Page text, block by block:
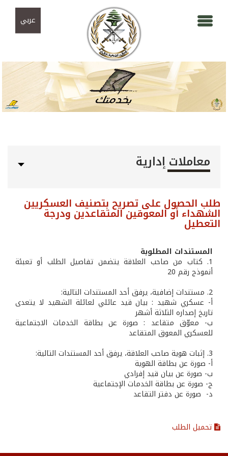
عربي
معاملات إدارية
طلب الحصول على تصريح بتصنيف العسكريين
الشهداء أو المعوقين المتقاعدين ودرجة
التعطيل
المستندات المطلوبة
1. كتاب من صاحب العلاقة يتضمن تفاصيل الطلب أو تعبئة
أنموذج رقم 20
2. مستندات إضافية، يرفق أحد المستندات التالية:
أ- عسكري شهيد : بيان قيد عائلي لعائلة الشهيد لا يتعدى
تاريخ إصداره الثلاثة أشهر
ب- معوّق متقاعد : صورة عن بطاقة الخدمات الاجتماعية
للعسكري المعوق المتقاعد
3. إثبات هوية صاحب العلاقة، يرفق أحد المستندات التالية:
أ‌- صورة عن بطاقة الهوية
ب‌- صورة عن بيان قيد إفرادي
ج- صورة عن بطاقة الخدمات الإجتماعية
‌د- صورة عن دفتر التقاعد
تحميل الطلب